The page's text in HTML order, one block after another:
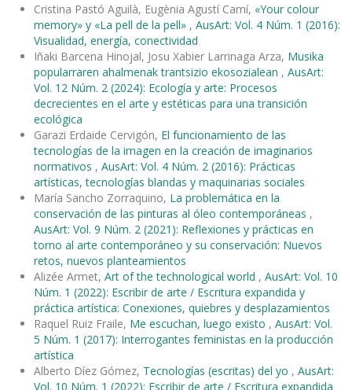
Cristina Pastó Aguilà, Eugènia Agustí Camí, «Your colour
memory» y «La pell de la pell» , AusArt: Vol. 4 Núm. 1 (2016):
Visualidad, energía, conectividad
Iñaki Barcena Hinojal, Josu Xabier Larrinaga Arza, Musika
popularraren ahalmenak trantsizio ekosozialean , AusArt:
Vol. 12 Núm. 2 (2024): Ecología y arte: Procesos
decrecientes en el arte y estéticas para una transición
ecológica
Garazi Erdaide Cervigón, El funcionamiento de las
tecnologías de la imagen en la creación de imaginarios
normativos , AusArt: Vol. 4 Núm. 2 (2016): Prácticas
artísticas, tecnologías blandas y maquinarias sociales
María Sancho Zorraquino, La problemática en la
conservación de las pinturas al óleo contemporáneas ,
AusArt: Vol. 9 Núm. 2 (2021): Reflexiones y prácticas en
torno al arte contemporáneo y su conservación: Nuevos
retos, nuevos planteamientos
Alizée Armet, Art of the technological world , AusArt: Vol. 10
Núm. 1 (2022): Escribir de arte / Escritura expandida y
práctica artística: Conexiones, quiebres y desplazamientos
Raquel Ruiz Fraile, Me escuchan, luego existo , AusArt: Vol.
5 Núm. 1 (2017): Interrogantes feministas en la producción
artística
Alberto Díez Gómez, Tecnologías (escritas) del yo , AusArt:
Vol. 10 Núm. 1 (2022): Escribir de arte / Escritura expandida